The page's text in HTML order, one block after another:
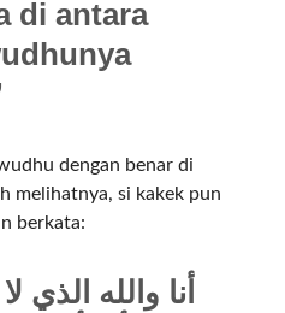
di antara
dengan benar di
melihatnya, si kakek pun
berkata:
أنا والله